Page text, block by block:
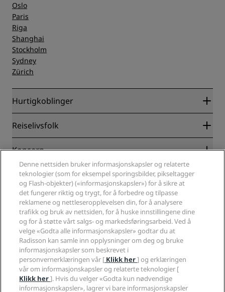
Oslo
Paris
Riga
Shanghai
Stockholm
Sydney
Zürich
Hurtigkoblinger
Radisson Rewards
Blog
Nye hoteller og hoteller under utvikling
Radisson Hotels APP
Sportsgodkjente hoteller
Familievennlige hoteller
Helse og sikkerhet
Reiselivsfolk
Partnere
Konsern
Radisson Hotel Group
Presse
Jobb i RHG
Jobb i PPHE
Karriere EHL
The Club by RHG
Utviklingsmuligheter
Ansvarlig virksomhet
Innkjøp
Juridisk
Personvernsenter
Juridisk informasjon
Vilkår og betingelser for Radisson Rewards
Avtale om nettstedsbruk
Digital tilgjengelighet
Erklæring om moderne slaveri
Redegjørelse om våre aktsomhetsvuderinger
Hjelp
Forbrukervarsler
Kontakt
VANLIGE SPØRSMÅL
Sidekart
Sosiale medier
Radisson Hotels-merker
Denne nettsiden bruker informasjonskapsler og relaterte
teknologier (som for eksempel sporingsbilder, pikseltagger
og Flash-objekter) («informasjonskapsler») for å sikre at
det fungerer riktig og trygt, for å forbedre og tilpasse
reklamene og nettleseropplevelsen din, for å analysere
trafikk og bruk av nettsiden, for å huske innstillingene dine
og for å støtte vårt salgs- og markedsføringsarbeid. Ved å
velge «Godta alle informasjonskapsler» godtar du at
Radisson kan samle inn opplysninger om deg og bruke
informasjonskapsler som beskrevet i
personvernerklæringen vår [ Klikk her] og erklæringen
vår om informasjonskapsler og relaterte teknologier [
Klikk her]. Hvis du velger «Godta kun nødvendige
informasjonskapsler», lagrer vi bare informasjonskapsler